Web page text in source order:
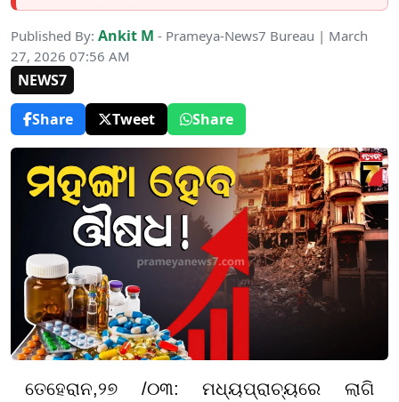
Published By: Ankit M - Prameya-News7 Bureau | March
27, 2026 07:56 AM
NEWS7
Share
Tweet Share
ତେହେରାନ,୨୭ /୦୩:ମଧ୍ୟପ୍ରାଚ୍ୟରେ ଲାଗି